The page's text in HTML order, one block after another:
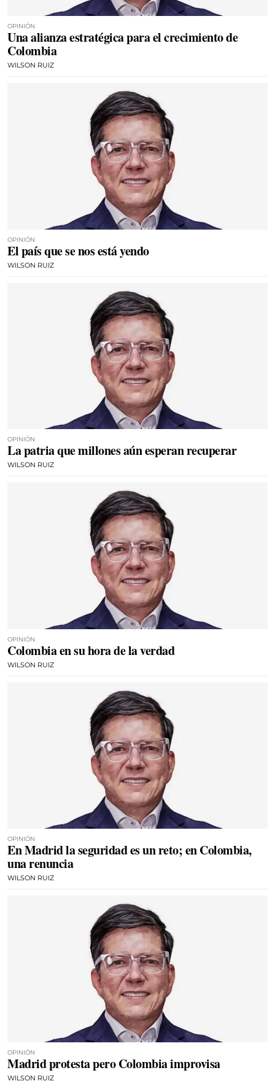
OPINIÓN
Una alianza estratégica para el crecimiento de
Colombia
WILSON RUIZ
OPINIÓN
El país que se nos está yendo
WILSON RUIZ
OPINIÓN
La patria que millones aún esperan recuperar
WILSON RUIZ
OPINIÓN
Colombia en su hora de la verdad
WILSON RUIZ
OPINIÓN
En Madrid la seguridad es un reto; en Colombia,
una renuncia
WILSON RUIZ
OPINIÓN
Madrid protesta pero Colombia improvisa
WILSON RUIZ